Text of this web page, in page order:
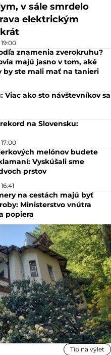
v sále smrdelo
elektrickým
znamenia zverokruhu?
majú jasno v tom, aké
by ste mali mať na tanieri
ako sto návštevníkov sa
na Slovensku:
melónov budete
Vyskúšali sme
prstov
na cestách majú byť
Ministerstvo vnútra
popiera
Tip na výlet